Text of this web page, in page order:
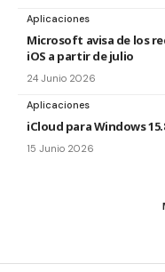
Aplicaciones
Microsoft avisa de los
iOS a partir de julio
24 Junio 2026
Aplicaciones
iCloud para Windows
15 Junio 2026